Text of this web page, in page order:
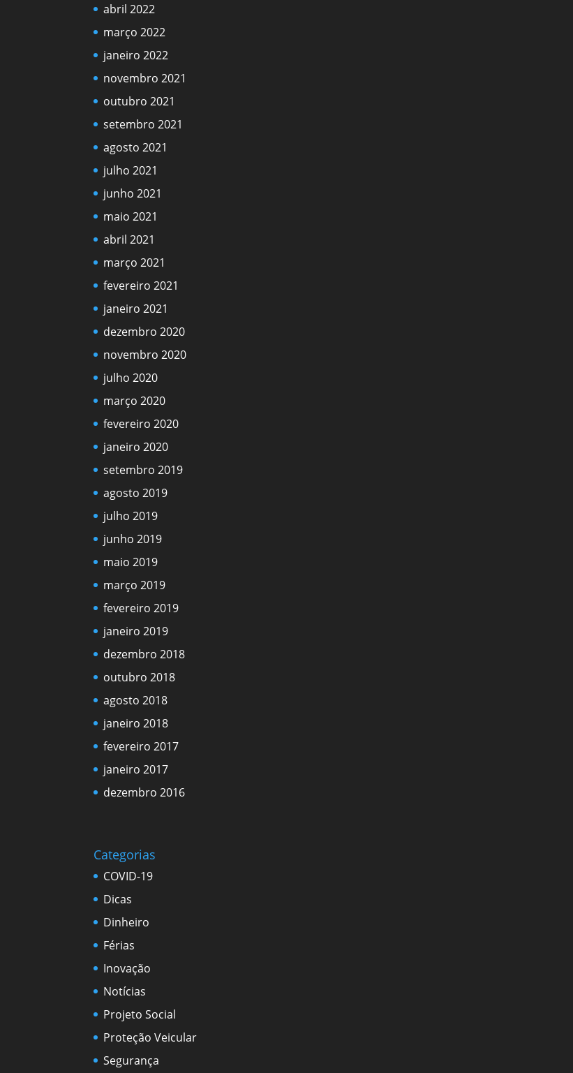
abril 2022
março 2022
janeiro 2022
novembro 2021
outubro 2021
setembro 2021
agosto 2021
julho 2021
junho 2021
maio 2021
abril 2021
março 2021
fevereiro 2021
janeiro 2021
dezembro 2020
novembro 2020
julho 2020
março 2020
fevereiro 2020
janeiro 2020
setembro 2019
agosto 2019
julho 2019
junho 2019
maio 2019
março 2019
fevereiro 2019
janeiro 2019
dezembro 2018
outubro 2018
agosto 2018
janeiro 2018
fevereiro 2017
janeiro 2017
dezembro 2016
Categorias
COVID-19
Dicas
Dinheiro
Férias
Inovação
Notícias
Projeto Social
Proteção Veicular
Segurança